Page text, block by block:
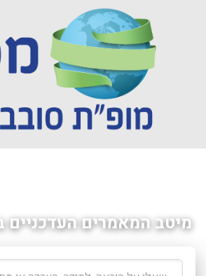
מיטב המאמרים העדכניים